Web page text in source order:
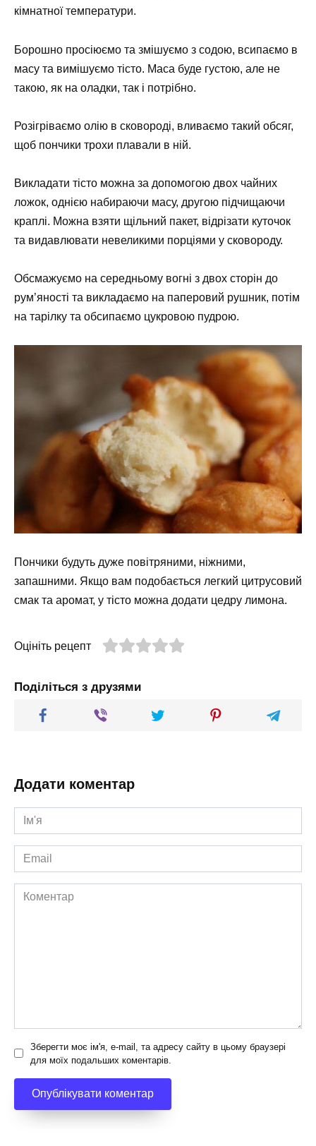
кімнатної температури.
Борошно просіюємо та змішуємо з содою, всипаємо в
масу та вимішуємо тісто. Маса буде густою, але не
такою, як на оладки, так і потрібно.
Розігріваємо олію в сковороді, вливаємо такий обсяг,
щоб пончики трохи плавали в ній.
Викладати тісто можна за допомогою двох чайних
ложок, однією набираючи масу, другою підчищаючи
краплі. Можна взяти щільний пакет, відрізати куточок
та видавлювати невеликими порціями у сковороду.
Обсмажуємо на середньому вогні з двох сторін до
рум’яності та викладаємо на паперовий рушник, потім
на тарілку та обсипаємо цукровою пудрою.
Пончики будуть дуже повітряними, ніжними,
запашними. Якщо вам подобається легкий цитрусовий
смак та аромат, у тісто можна додати цедру лимона.
Оцініть рецепт
Поділіться з друзями
Додати коментар
Ім'я
*
Email
*
Коментар
Зберегти моє ім'я, e-mail, та адресу сайту в цьому браузері
для моїх подальших коментарів.